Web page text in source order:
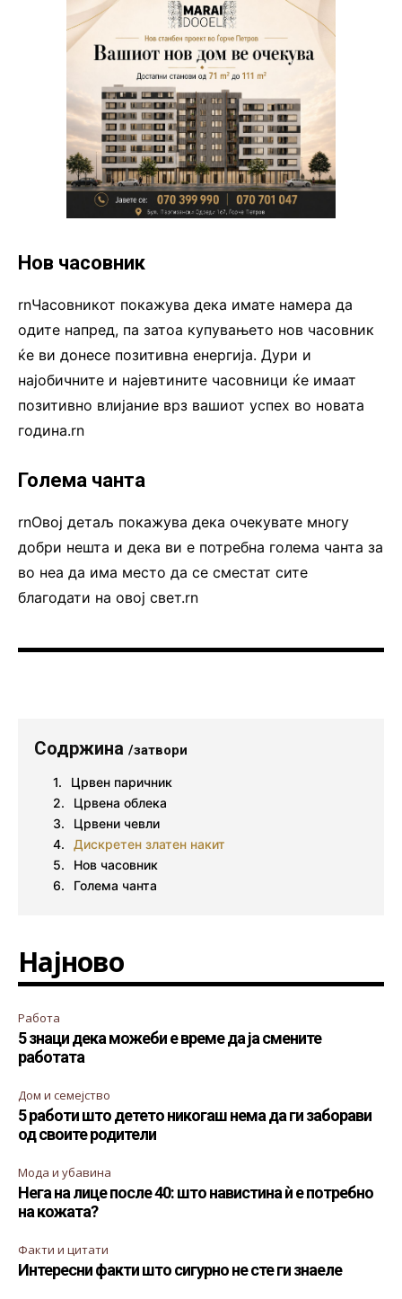
Нов часовник
rnЧасовникот покажува дека имате намера да
одите напред, па затоа купувањето нов часовник
ќе ви донесе позитивна енергија. Дури и
најобичните и најевтините часовници ќе имаат
позитивно влијание врз вашиот успех во новата
година.rn
Голема чанта
rnОвој детаљ покажува дека очекувате многу
добри нешта и дека ви е потребна голема чанта за
во неа да има место да се сместат сите
благодати на овој свет.rn
Содржина /затвори
Црвен паричник
Црвена облека
Црвени чевли
Дискретен златен накит
Нов часовник
Голема чанта
Најново
Работа
5 знаци дека можеби е време да ја смените
работата
Дом и семејство
5 работи што детето никогаш нема да ги заборави
од своите родители
Мода и убавина
Нега на лице после 40: што навистина ѝ е потребно
на кожата?
Факти и цитати
Интересни факти што сигурно не сте ги знаеле